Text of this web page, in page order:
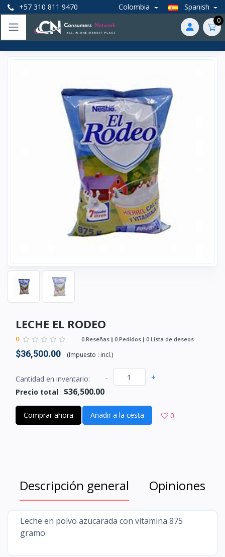
+57 310 811 9470 Colombia Spanish
0
LECHE EL RODEO
0 0 Reseñas 0 Pedidos 0 Lista de deseos
$36,500.00 (Impuesto : incl.)
Cantidad en inventario: - +
Precio total : $36,500.00
Comprar ahora Añadir a la cesta 0
Descripción general Opiniones
Leche en polvo azucarada con vitamina 875
gramo